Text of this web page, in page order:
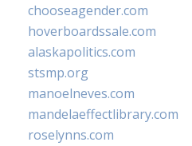
chooseagender.com
hoverboardssale.com
alaskapolitics.com
stsmp.org
manoelneves.com
mandelaeffectlibrary.com
roselynns.com